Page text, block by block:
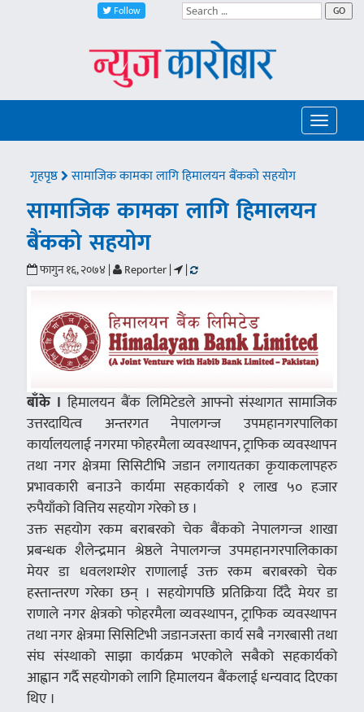
Follow GO
Toggle
गृहपृष्ठ सामाजिक कामका लागि हिमालयन बैंकको सहयोग
सामाजिक कामका लागि हिमालयन
बैंकको सहयोग
फागुन १६, २०७४ | Reporter | |
बाँके । हिमालयन बैंक लिमिटेडले आफ्नो संस्थागत सामाजिक
उत्तरदायित्व अन्तरगत नेपालगन्ज उपमहानगरपालिका
कार्यालयलाई नगरमा फोहरमैला व्यवस्थापन, ट्राफिक व्यवस्थापन
तथा नगर क्षेत्रमा सिसिटीभि जडान लगायतका कृयाकलापहरु
प्रभावकारी बनाउने कार्यमा सहकार्यको १ लाख ५० हजार
रुपैयाँको वित्तिय सहयोग गरेको छ ।
उक्त सहयोग रकम बराबरको चेक बैंकको नेपालगन्ज शाखा
प्रबन्धक शैलेन्द्रमान श्रेष्ठले नेपालगन्ज उपमहानगरपालिकाका
मेयर डा धवलशम्शेर राणालाई उक्त रकम बराबरको चेक
हस्तान्तरण गरेका छन् । सहयोगपछि प्रतिक्रिया दिँदै मेयर डा
राणाले नगर क्षेत्रको फोहरमैला व्यवस्थापन, ट्राफिक व्यवस्थापन
तथा नगर क्षेत्रमा सिसिटिभी जडानजस्ता कार्य सबै नगरबासी तथा
संघ संस्थाको साझा कार्यक्रम भएकोले सबैको सहकार्यको
आह्वान गर्दै सहयोगको लागि हिमालयन बैंकलाई धन्यवाद दिएका
थिए ।